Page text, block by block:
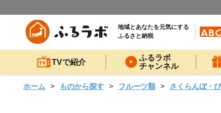
地域とあなたを元気にする
ふるさと納税
TVで紹介
ふるラボ
チャンネル
ホーム ものから探す フルーツ類 さくらんぼ・